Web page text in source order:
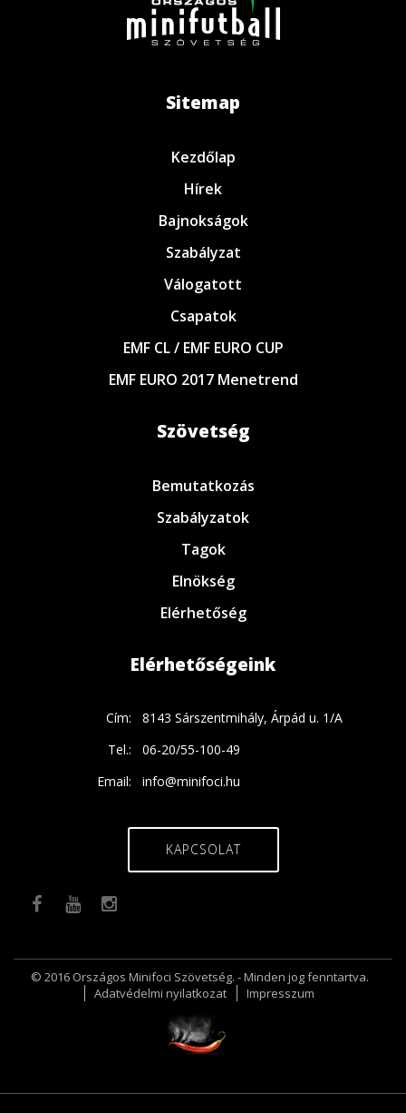
Sitemap
Kezdőlap
Hírek
Bajnokságok
Szabályzat
Válogatott
Csapatok
EMF CL / EMF EURO CUP
EMF EURO 2017 Menetrend
Szövetség
Bemutatkozás
Szabályzatok
Tagok
Elnökség
Elérhetőség
Elérhetőségeink
Cím:
8143 Sárszentmihály, Árpád u. 1/A
Tel.:
06-20/55-100-49
Email:
info@minifoci.hu
KAPCSOLAT
© 2016 Országos Minifoci Szövetség. - Minden jog fenntartva.
Adatvédelmi nyilatkozat
Impresszum